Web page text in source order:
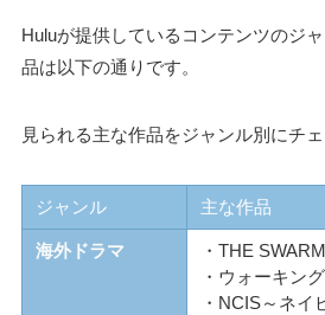
Huluが提供しているコンテンツのジ
品は以下の通りです。
見られる主な作品をジャンル別にチェ
ジャンル 主な作品
海外ドラマ
・THE SWARM
・ウォーキン
・NCIS～ネイ